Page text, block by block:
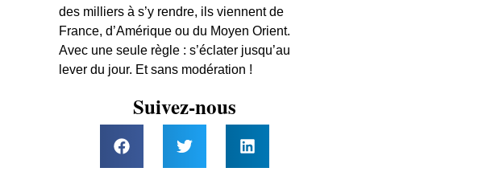
des milliers à s’y rendre, ils viennent de
France, d’Amérique ou du Moyen Orient.
Avec une seule règle : s’éclater jusqu’au
lever du jour. Et sans modération !
Suivez-nous